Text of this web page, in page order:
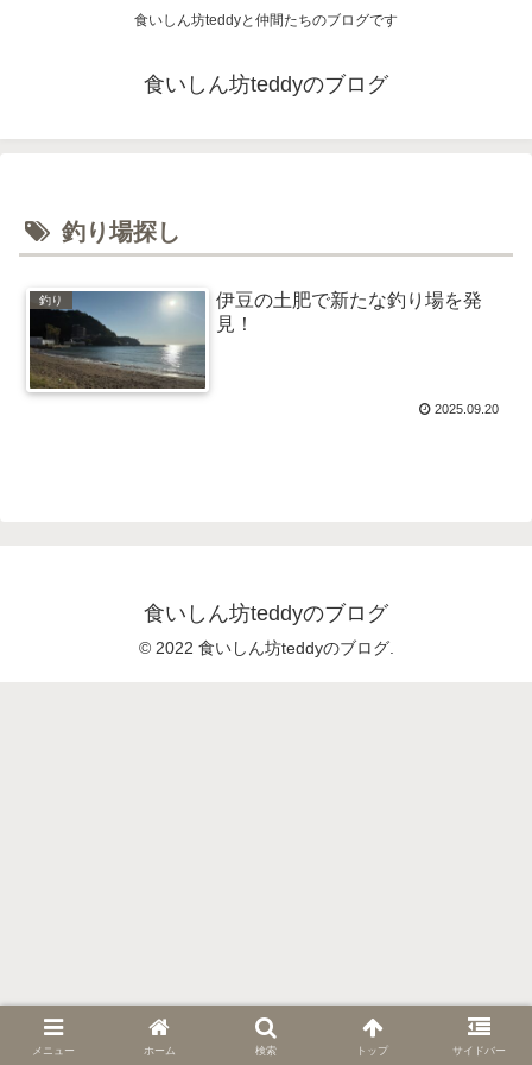
食いしん坊teddyと仲間たちのブログです
食いしん坊teddyのブログ
釣り場探し
釣り
伊豆の土肥で新たな釣り場を発
見！
2025.09.20
食いしん坊teddyのブログ
© 2022 食いしん坊teddyのブログ.
メニュー ホーム 検索 トップ サイドバー